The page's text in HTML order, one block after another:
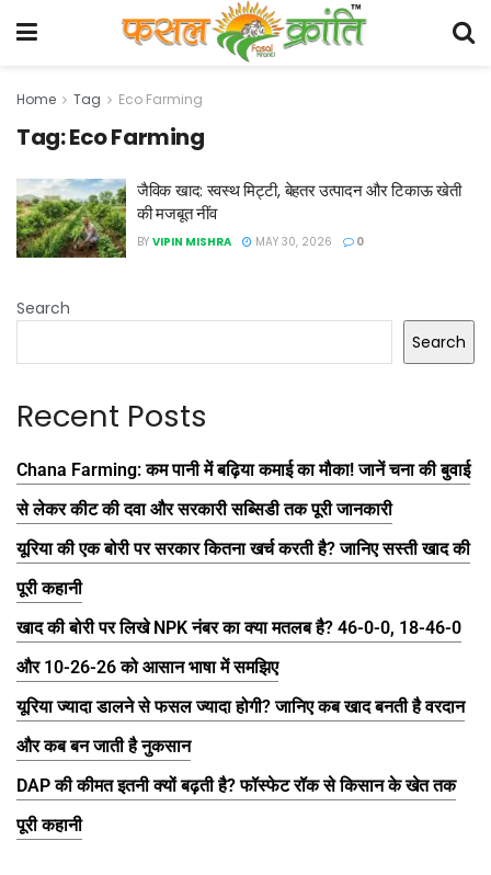
Home Tag Eco Farming
Tag:Eco Farming
जैविक खाद: स्वस्थ मिट्टी, बेहतर उत्पादन और टिकाऊ खेती
की मजबूत नींव
BY VIPIN MISHRA MAY 30, 2026 0
Search
Search
Recent Posts
Chana Farming: कम पानी में बढ़िया कमाई का मौका! जानें चना की बुवाई
से लेकर कीट की दवा और सरकारी सब्सिडी तक पूरी जानकारी
यूरिया की एक बोरी पर सरकार कितना खर्च करती है? जानिए सस्ती खाद की
पूरी कहानी
खाद की बोरी पर लिखे NPK नंबर का क्या मतलब है? 46-0-0, 18-46-0
और 10-26-26 को आसान भाषा में समझिए
यूरिया ज्यादा डालने से फसल ज्यादा होगी? जानिए कब खाद बनती है वरदान
और कब बन जाती है नुकसान
DAP की कीमत इतनी क्यों बढ़ती है? फॉस्फेट रॉक से किसान के खेत तक
पूरी कहानी